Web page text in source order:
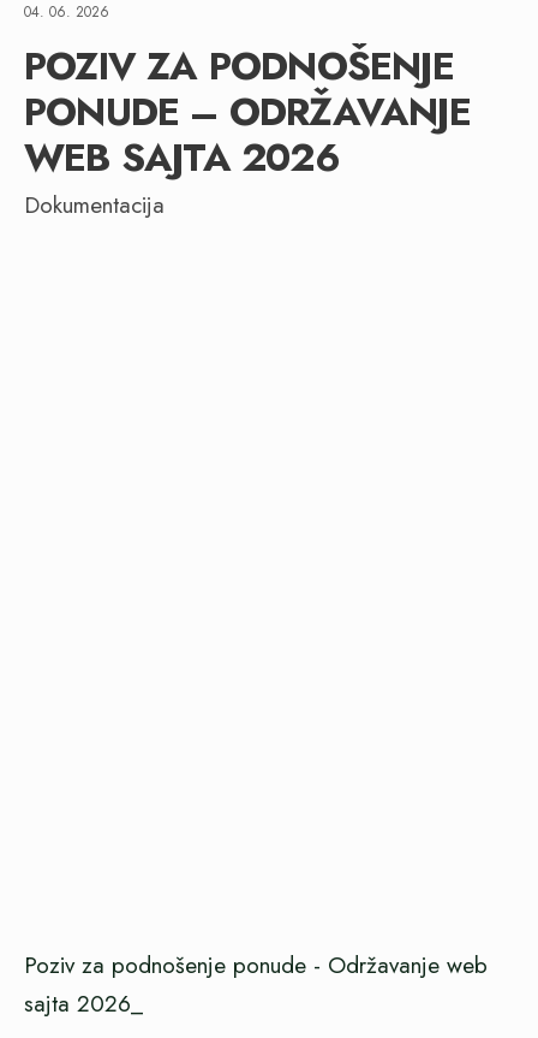
04. 06. 2026
POZIV ZA PODNOŠENJE
PONUDE – ODRŽAVANJE
WEB SAJTA 2026
Dokumentacija
Poziv za podnošenje ponude - Održavanje web
sajta 2026_